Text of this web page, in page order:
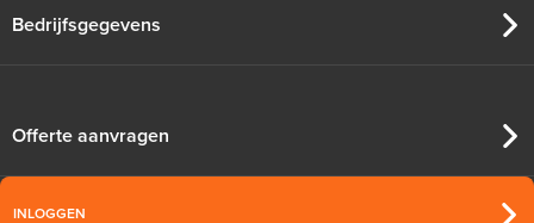
Bedrijfsgegevens
Offerte aanvragen
INLOGGEN